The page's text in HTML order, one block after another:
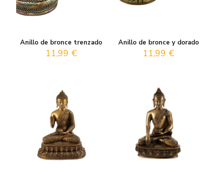
Anillo de bronce trenzado
11,99 €
Anillo de bronce y dorado
11,99 €